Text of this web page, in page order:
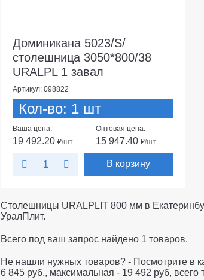
Доминикана 5023/S/
столешница 3050*800/38
URALPL 1 завал
Артикул: 098822
Кол-во: 1 шт
Ваша цена:
19 492.20 ₽/шт
Оптовая цена:
15 947.40 ₽/шт
В корзину
Столешницы URALPLIT 800 мм в
УралПлит.
Всего под ваш запрос найдено 1 товаров.
Не нашли нужных товаров? - Посмотрите в
6 845 руб., максимальная - 19 492 руб, всего